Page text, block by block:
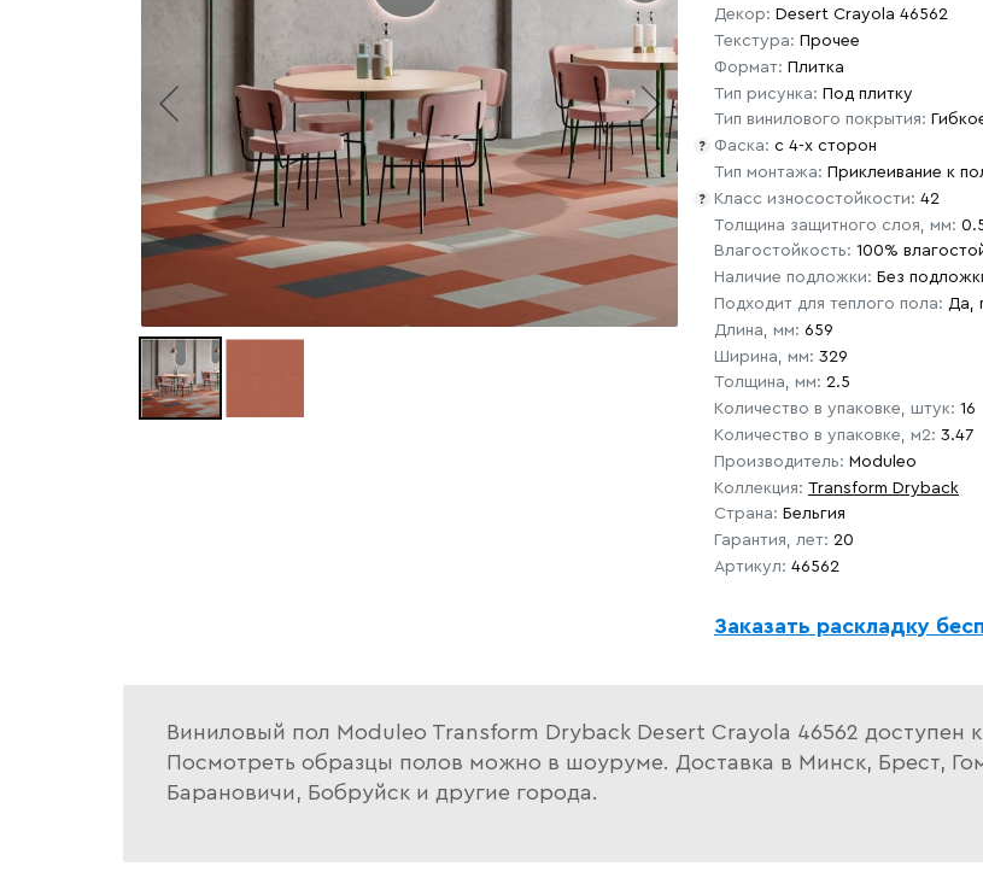
Декор: Desert Crayola 46562
Текстура: Прочее
Формат: Плитка
Тип рисунка: Под плитку
Тип винилового покрытия:
? Фаска: с 4-х сторон
Тип монтажа: Приклеивание к
? Класс износостойкости: 42
Толщина защитного слоя, мм:
Влагостойкость: 100%
Наличие подложки: Без
Подходит для теплого пола: Да,
Длина, мм: 659
Ширина, мм: 329
Толщина, мм: 2.5
Количество в упаковке, штук: 16
Количество в упаковке, м2: 3.47
Производитель: Moduleo
Коллекция: Transform Dryback
Страна: Бельгия
Гарантия, лет: 20
Артикул: 46562
Заказать раскладку
Виниловый пол Moduleo Transform Dryback Desert Crayola 46562 доступен к
Посмотреть образцы полов можно в шоуруме. Доставка в Минск, Брест,
Барановичи, Бобруйск и другие города.